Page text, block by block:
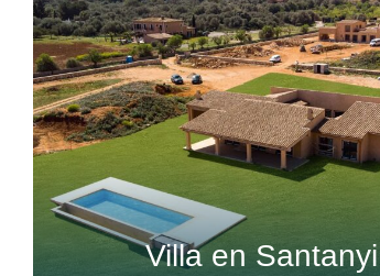
Villa en Santanyi